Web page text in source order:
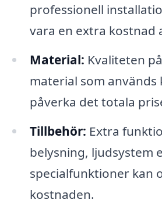
professionell
vara en extra kostnad
Material: Kvaliteten
material som
påverka det totala
Tillbehör: Extra
belysning, ljudsystem
specialfunktioner kan
kostnaden.